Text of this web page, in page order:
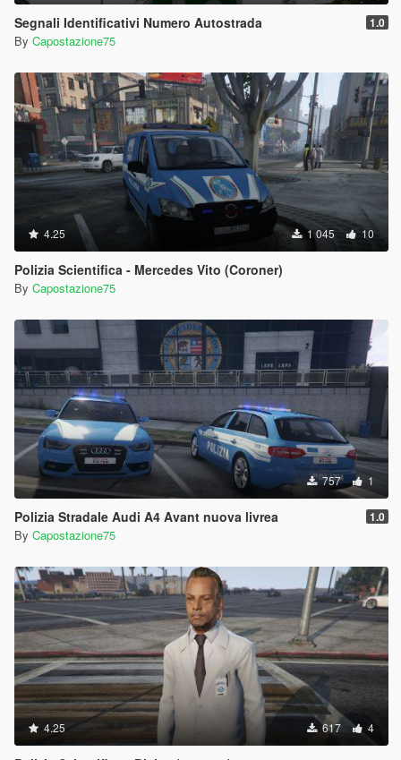
Segnali Identificativi Numero Autostrada 1.0
By Capostazione75
4.25 1 045 10
Polizia Scientifica - Mercedes Vito (Coroner)
By Capostazione75
757 1
Polizia Stradale Audi A4 Avant nuova livrea 1.0
By Capostazione75
4.25 617 4